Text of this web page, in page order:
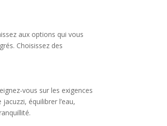
aux options qui vous
Choisissez des
vous sur les exigences
équilibrer l’eau,